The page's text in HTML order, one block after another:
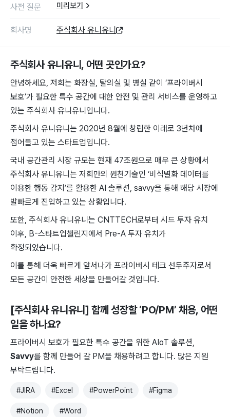
주식회사 유니유니 , 어떤 곳인가요?
안녕하세요, 저희는 화장실, 탈의실 및 병실 같이 ‘프라이버시
보호’가 필요한 특수 공간에 대한 안전 및 관리 서비스를 운영하고
있는 주식회사 유니유니입니다.
주식회사 유니유니는 2020년 8월에 창립한 이래로 3년차에
접어들고 있는 스타트업입니다.
국내 공간관리 시장 규모는 현재 47조원으로 매우 큰 상황에서
주식회사 유니유니는 저희만의 원천기술인 ‘비식별화 데이터를
이용한 행동 감지’를 활용한 AI 솔루션, savvy을 통해 해당 시장에
발빠르게 진입하고 있는 상황입니다.
또한, 주식회사 유니유니는 CNTTECH로부터 시드 투자 유치
이후, B-스타트업챌린지에서 Pre-A 투자 유치가
확정되었습니다.
이를 통해 더욱 빠르게 앞서나가 프라이버시 테크 선두주자로서
모든 공간이 안전한 세상을 만들어갈 것입니다.
[주식회사 유니유니] 함께 성장할 ‘PO/PM’ 채용, 어떤
일을 하나요?
프라이버시 보호가 필요한 특수 공간을 위한 AIoT 솔루션,
Savvy를 함께 만들어 갈 PM을 채용하려고 합니다. 많은 지원
부탁드립니다.
#JIRA #Excel #PowerPoint #Figma
#Notion #Word
사전 질문 미리보기
회사명 주식회사 유니유니